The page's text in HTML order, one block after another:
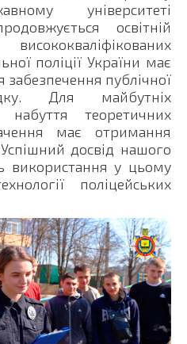
університеті
освітній
поліції України має
публічної
Для майбутніх
набуття теоретичних
має отримання
досвід нашого
використання у цьому
поліцейських